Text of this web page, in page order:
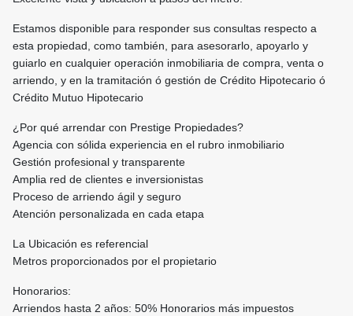
Estamos disponible para responder sus consultas respecto a
esta propiedad, como también, para asesorarlo, apoyarlo y
guiarlo en cualquier operación inmobiliaria de compra, venta o
arriendo, y en la tramitación ó gestión de Crédito Hipotecario ó
Crédito Mutuo Hipotecario
¿Por qué arrendar con Prestige Propiedades?
Agencia con sólida experiencia en el rubro inmobiliario
Gestión profesional y transparente
Amplia red de clientes e inversionistas
Proceso de arriendo ágil y seguro
Atención personalizada en cada etapa
La Ubicación es referencial
Metros proporcionados por el propietario
Honorarios:
Arriendos hasta 2 años: 50% Honorarios más impuestos